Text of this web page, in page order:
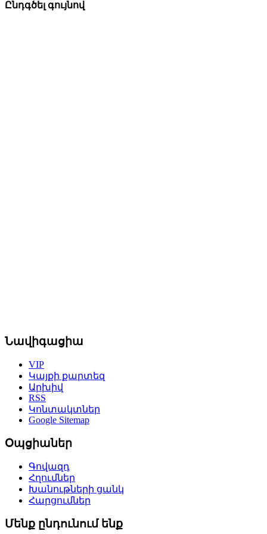
Ընդգծել գույնով
Նավիգացիա
VIP
Կայքի քարտեզ
Արխիվ
RSS
Կոնտակտներ
Google Sitemap
Օպցիաներ
Գովազդ
Հղումներ
Խանութների ցանկ
Հարցումներ
Մենք ընդունում ենք